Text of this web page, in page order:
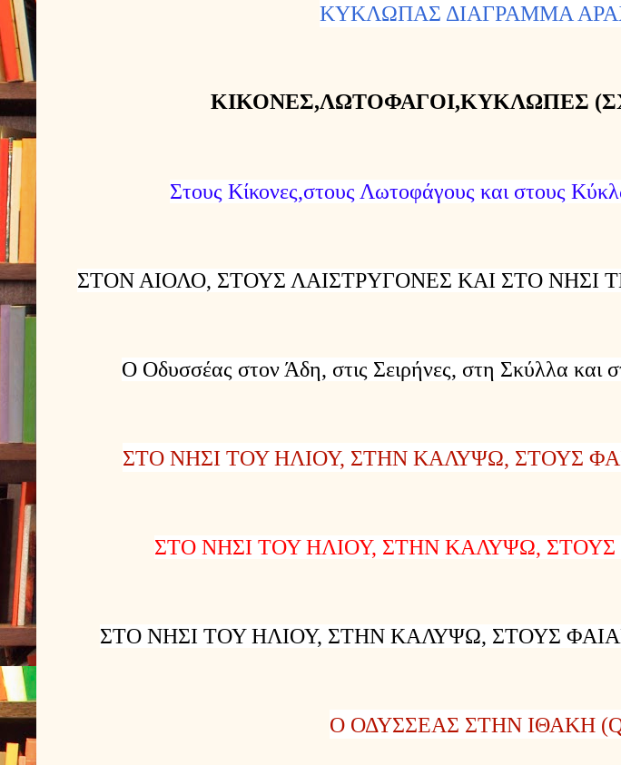
ΚΥΚΛΩΠΑΣ ΔΙΑΓΡΑΜΜΑ
ΚΙΚΟΝΕΣ,ΛΩΤΟΦΑΓΟΙ,ΚΥΚΛΩΠΕΣ
Στους Κίκονες,στους Λωτοφάγους και στους
ΣΤΟΝ ΑΙΟΛΟ, ΣΤΟΥΣ ΛΑΙΣΤΡΥΓΟΝΕΣ ΚΑΙ ΣΤΟ ΝΗΣΙ
Ο Οδυσσέας στον Άδη, στις Σειρήνες, στη Σκύλλα και
ΣΤΟ ΝΗΣΙ ΤΟΥ ΗΛΙΟΥ, ΣΤΗΝ ΚΑΛΥΨΩ, ΣΤΟΥΣ
ΣΤΟ ΝΗΣΙ ΤΟΥ ΗΛΙΟΥ, ΣΤΗΝ ΚΑΛΥΨΩ,
ΣΤΟ ΝΗΣΙ ΤΟΥ ΗΛΙΟΥ, ΣΤΗΝ ΚΑΛΥΨΩ, ΣΤΟΥΣ
Ο ΟΔΥΣΣΕΑΣ ΣΤΗΝ ΙΘΑΚΗ